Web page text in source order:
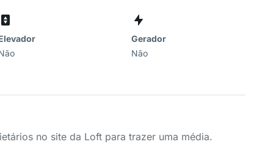
Gerador
Não
no site da Loft para trazer uma média.